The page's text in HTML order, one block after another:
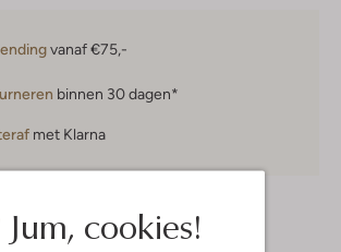
Jum, cookies!
vanaf €75,-
binnen 30 dagen*
met Klarna